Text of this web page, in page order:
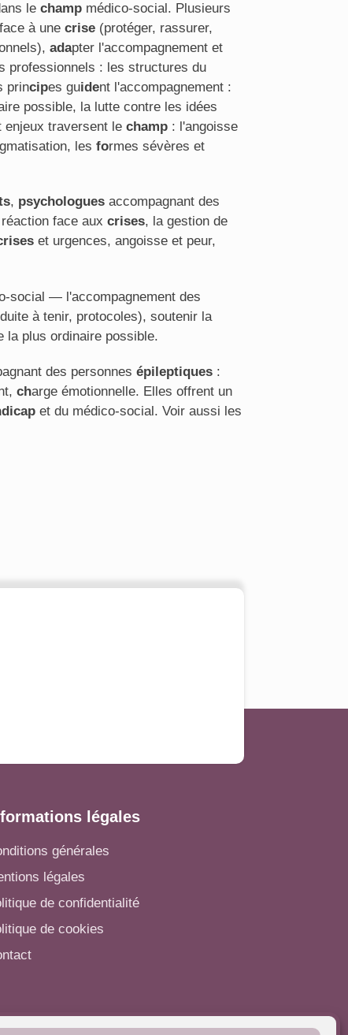
le champ médico-social. Plusieurs
à une crise (protéger, rassurer,
adapter l'accompagnement et
professionnels : les structures du
principes guident l'accompagnement :
possible, la lutte contre les idées
enjeux traversent le champ : l'angoisse
les formes sévères et
, psychologues accompagnant des
face aux crises, la gestion de
et urgences, angoisse et peur,
social — l'accompagnement des
à tenir, protocoles), soutenir la
la plus ordinaire possible.
des personnes épileptiques :
charge émotionnelle. Elles offrent un
et du médico-social. Voir aussi les
légales
générales
légales
de confidentialité
de cookies
informations